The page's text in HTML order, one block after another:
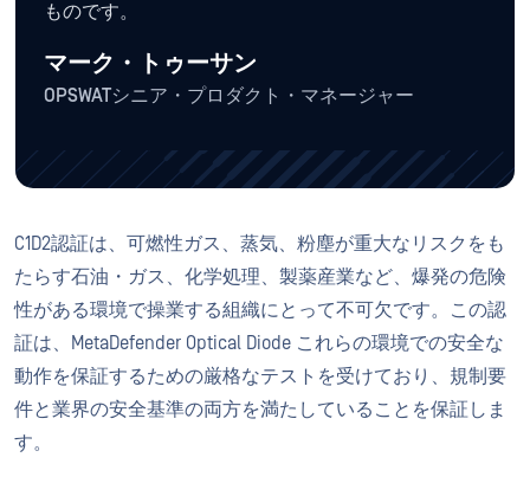
ものです。
マーク・トゥーサン
OPSWATシニア・プロダクト・マネージャー
C1D2認証は、可燃性ガス、蒸気、粉塵が重大なリスクをも
たらす石油・ガス、化学処理、製薬産業など、爆発の危険
性がある環境で操業する組織にとって不可欠です。この認
証は、MetaDefender Optical Diode これらの環境での安全な
動作を保証するための厳格なテストを受けており、規制要
件と業界の安全基準の両方を満たしていることを保証しま
す。